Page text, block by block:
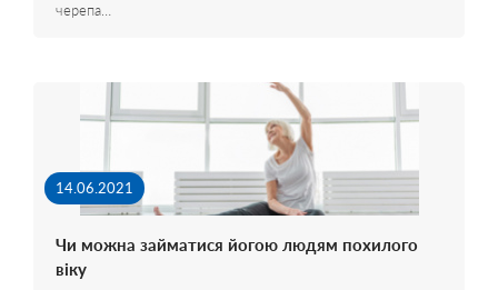
черепа…
14.06.2021
Чи можна займатися йогою людям похилого
віку